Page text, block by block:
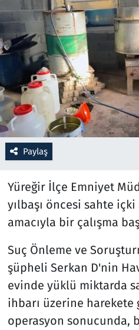
Paylaş
Yüreğir İlçe Emniyet
yılbaşı öncesi sahte içki
amacıyla bir çalışma
Suç Önleme ve
şüpheli Serkan D'nin
evinde yüklü miktarda
ihbarı üzerine harekete
operasyon sonucunda,
Ramazan
Resmi İlanlar
Rüya Tabirleri
Sağlık
Savunma Sanayi
Seçim 2023
Spor
Teknoloji ve Bilim
Televizyon